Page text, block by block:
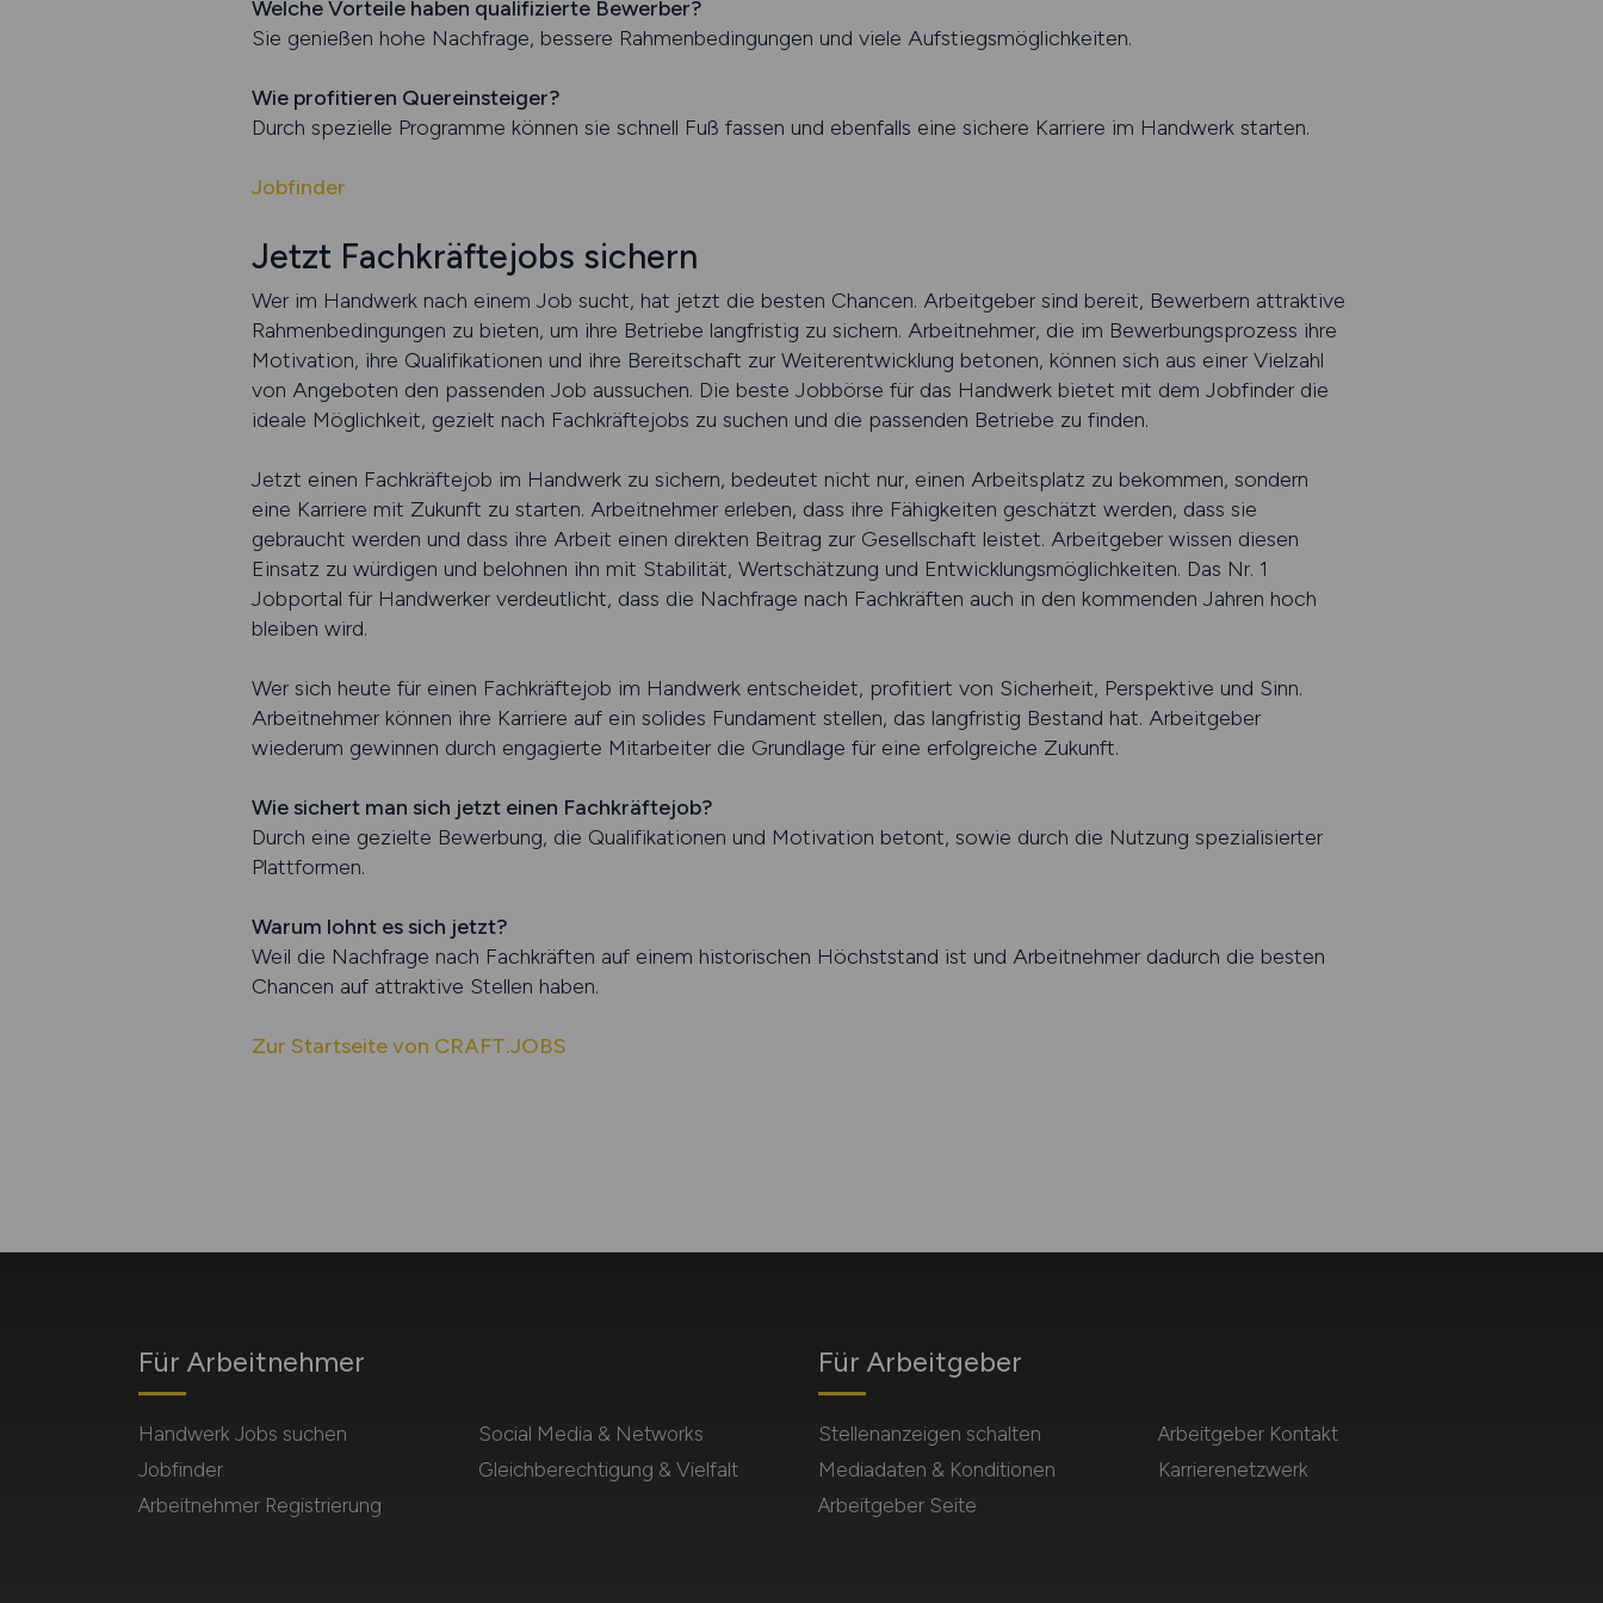
Welche Vorteile haben qualifizierte Bewerber?
Sie genießen hohe Nachfrage, bessere Rahmenbedingungen und viele Aufstiegsmöglichkeiten.
Wie profitieren Quereinsteiger?
Durch spezielle Programme können sie schnell Fuß fassen und ebenfalls eine sichere Karriere im Handwerk starten.
Jobfinder
Jetzt Fachkräftejobs sichern
Wer im Handwerk nach einem Job sucht, hat jetzt die besten Chancen. Arbeitgeber sind bereit, Bewerbern attraktive
Rahmenbedingungen zu bieten, um ihre Betriebe langfristig zu sichern. Arbeitnehmer, die im Bewerbungsprozess ihre
Motivation, ihre Qualifikationen und ihre Bereitschaft zur Weiterentwicklung betonen, können sich aus einer Vielzahl
von Angeboten den passenden Job aussuchen. Die beste Jobbörse für das Handwerk bietet mit dem Jobfinder die
ideale Möglichkeit, gezielt nach Fachkräftejobs zu suchen und die passenden Betriebe zu finden.
Jetzt einen Fachkräftejob im Handwerk zu sichern, bedeutet nicht nur, einen Arbeitsplatz zu bekommen, sondern
eine Karriere mit Zukunft zu starten. Arbeitnehmer erleben, dass ihre Fähigkeiten geschätzt werden, dass sie
gebraucht werden und dass ihre Arbeit einen direkten Beitrag zur Gesellschaft leistet. Arbeitgeber wissen diesen
Einsatz zu würdigen und belohnen ihn mit Stabilität, Wertschätzung und Entwicklungsmöglichkeiten. Das Nr. 1
Jobportal für Handwerker verdeutlicht, dass die Nachfrage nach Fachkräften auch in den kommenden Jahren hoch
bleiben wird.
Wer sich heute für einen Fachkräftejob im Handwerk entscheidet, profitiert von Sicherheit, Perspektive und Sinn.
Arbeitnehmer können ihre Karriere auf ein solides Fundament stellen, das langfristig Bestand hat. Arbeitgeber
wiederum gewinnen durch engagierte Mitarbeiter die Grundlage für eine erfolgreiche Zukunft.
Wie sichert man sich jetzt einen Fachkräftejob?
Durch eine gezielte Bewerbung, die Qualifikationen und Motivation betont, sowie durch die Nutzung spezialisierter
Plattformen.
Warum lohnt es sich jetzt?
Weil die Nachfrage nach Fachkräften auf einem historischen Höchststand ist und Arbeitnehmer dadurch die besten
Chancen auf attraktive Stellen haben.
Zur Startseite von CRAFT.JOBS
Für Arbeitnehmer
Handwerk Jobs suchen
Jobfinder
Arbeitnehmer Registrierung
Social Media & Networks
Gleichberechtigung & Vielfalt
Für Arbeitgeber
Stellenanzeigen schalten
Mediadaten & Konditionen
Arbeitgeber Seite
Arbeitgeber Kontakt
Karrierenetzwerk